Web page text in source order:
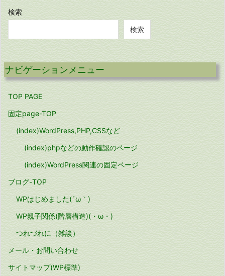
ブ
検索
検索
ナビゲーションメニュー
TOP PAGE
固定page-TOP
(index)WordPress,PHP,CSSなど
(index)phpなどの動作確認のページ
(index)WordPress関連の固定ページ
ブログ-TOP
WPはじめました(´ω｀)
WP親子関係(階層構造)(・ω・)
つれづれに（雑談）
メール・お問い合わせ
サイトマップ(WP標準)